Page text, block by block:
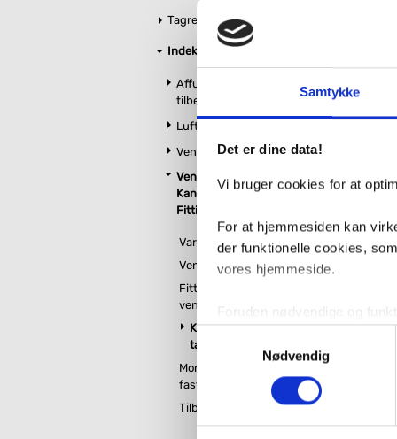
Samtykke
Det er dine data!
Vi bruger cookies for at
For at hjemmesiden kan
der funktionelle cookies,
vores hjemmeside.
med henblik på
VVS-Shoppen.dk bruger
Samtykkevalg
Nødvendig
Tagrender
Indeklima
Affugtere og
tilbehør
Luftrensere
Ventilatorer
Ventilationsrør,
Kanalventilatorer,
Fittings mv.
Varmegenvindingsanlæg
Ventilationsrør
Fittings til
ventilationsrør
Kanal- og
tagventilatorer
Montering og
fastgørelse
Tilbehør
Fragt 65,-
Duka